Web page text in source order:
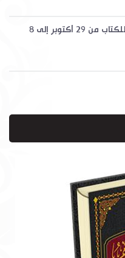
معرض الجزائر الدولي للكتاب من 29 أكتوبر إلى 8